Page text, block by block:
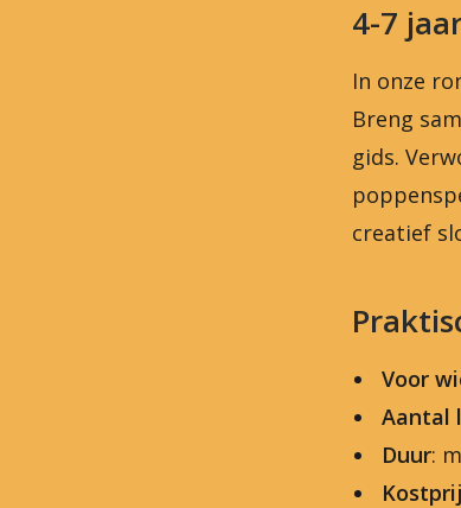
4-7
In onze
Breng
gids.
creatief
Voor
Aantal
Duur: